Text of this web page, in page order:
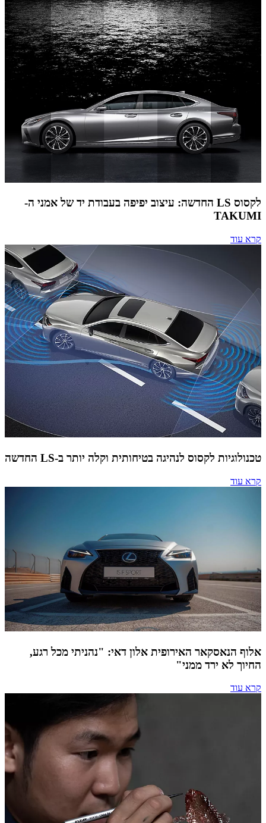
לקסוס LS החדשה: עיצוב יפיפה בעבודת יד של אמני ה-
TAKUMI
קרא עוד
טכנולוגיות לקסוס לנהיגה בטיחותית וקלה יותר ב-LS החדשה
קרא עוד
אלוף הנאסקאר האירופית אלון דאי: "נהניתי מכל רגע,
החיוך לא ירד ממני"
קרא עוד